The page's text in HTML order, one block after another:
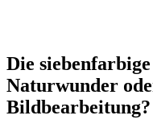
Die
Naturwunder
Bildbearbeitung?